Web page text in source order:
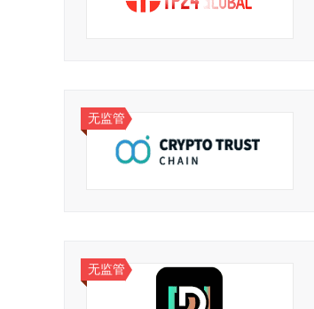
无监管
无监管